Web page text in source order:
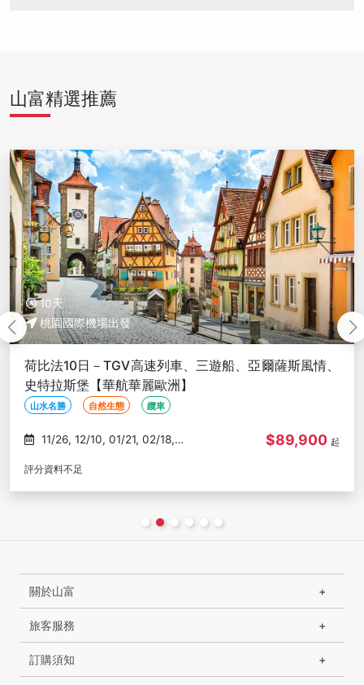
山富精選推薦
10天
桃園國際機場出發
荷比法10日－TGV高速列車、三遊船、亞爾薩斯風情、
史特拉斯堡【華航華麗歐洲】
山水名勝 自然生態 纜車
$84,900 起
評分資料不足
關於山富
旅客服務
訂購須知